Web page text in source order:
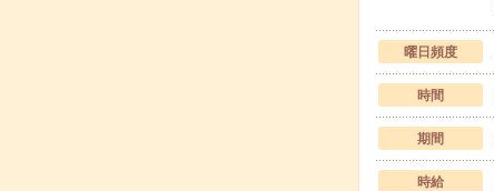
曜日頻度
時間
期間
時給